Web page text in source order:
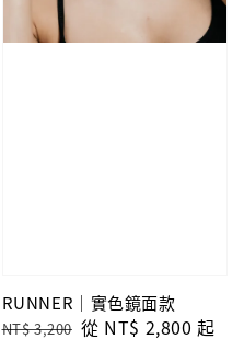
RUNNER｜實色鏡面款
Regular
NT$ 3,200 Sale
從 NT$ 2,800 起